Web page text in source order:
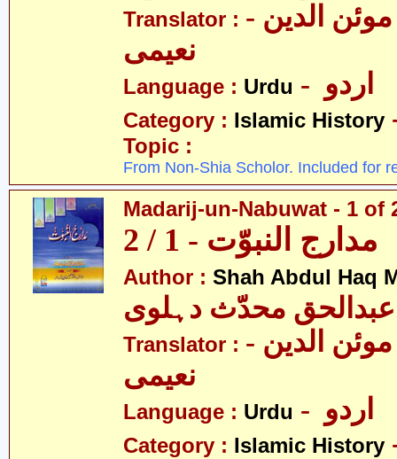
Translator : - سیّد غلام موئن الدین
Language : Urdu
Category : Islamic History
Topic :
From Non-Shia Scholor. Included for
Madarij-un-Nabuwat - 1 of
مدارج النبوّت - 1 / 2
Author : Shah Abdul Haq
محدّث دہلوی
Translator : - سیّد غلام موئن الدین
Language : Urdu
Category : Islamic History